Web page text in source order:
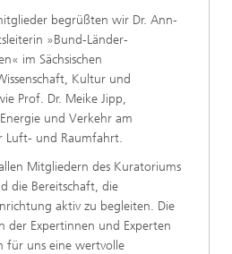
begrüßten wir Dr. Ann-
»Bund-Länder-
im Sächsischen
Kultur und
Prof. Dr. Meike Jipp,
und Verkehr am
Luft- und Raumfahrt.
Mitgliedern des Kuratoriums
die Bereitschaft, die
aktiv zu begleiten. Die
der Expertinnen und Experten
für uns eine wertvolle